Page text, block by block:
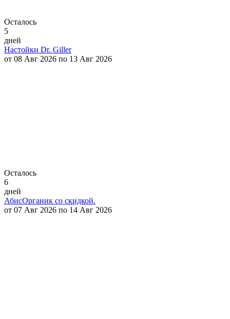
Осталось
5
дней
Настойки Dr. Giller
от 08 Авг 2026 по 13 Авг 2026
Осталось
6
дней
АбисОрганик со скидкой.
от 07 Авг 2026 по 14 Авг 2026